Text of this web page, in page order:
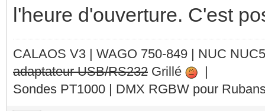
l'heure d'ouverture. C'est
CALAOS V3 | WAGO 750-849 | NUC
adaptateur USB/RS232 Grillé
|
Sondes PT1000 | DMX RGBW pour